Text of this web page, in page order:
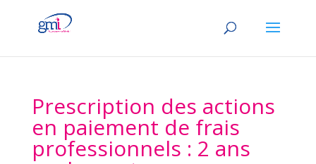
Prescription des actions
en paiement de frais
professionnels : 2 ans